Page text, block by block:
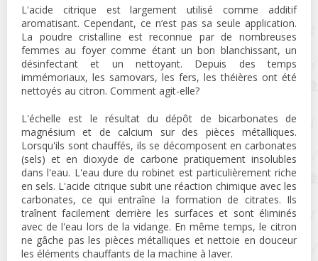
L'acide citrique est largement utilisé comme additif
aromatisant. Cependant, ce n’est pas sa seule application.
La poudre cristalline est reconnue par de nombreuses
femmes au foyer comme étant un bon blanchissant, un
désinfectant et un nettoyant. Depuis des temps
immémoriaux, les samovars, les fers, les théières ont été
nettoyés au citron. Comment agit-elle?
L'échelle est le résultat du dépôt de bicarbonates de
magnésium et de calcium sur des pièces métalliques.
Lorsqu'ils sont chauffés, ils se décomposent en carbonates
(sels) et en dioxyde de carbone pratiquement insolubles
dans l'eau. L'eau dure du robinet est particulièrement riche
en sels. L'acide citrique subit une réaction chimique avec les
carbonates, ce qui entraîne la formation de citrates. Ils
traînent facilement derrière les surfaces et sont éliminés
avec de l'eau lors de la vidange. En même temps, le citron
ne gâche pas les pièces métalliques et nettoie en douceur
les éléments chauffants de la machine à laver.